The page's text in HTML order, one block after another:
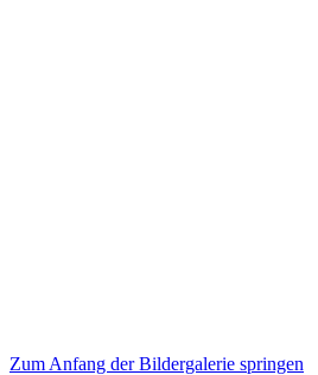
Zum Anfang der Bildergalerie springen